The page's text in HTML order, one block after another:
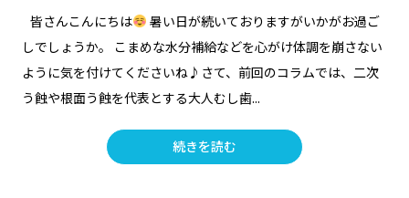
皆さんこんにちは
暑い日が続いておりますがいかがお過ご
しでしょうか。 こまめな水分補給などを心がけ体調を崩さない
ように気を付けてくださいね♪さて、前回のコラムでは、二次
う蝕や根面う蝕を代表とする大人むし歯...
続きを読む